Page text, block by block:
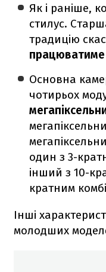
Як і раніше,
стилус.
традицію
Основна
чотирьох
один з 3-
інший з 10-
кратним
Інші
молодших